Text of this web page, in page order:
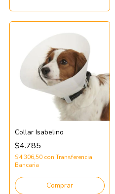
Collar Isabelino
$4.785
$4.306,50 con Transferencia
Bancaria
Comprar